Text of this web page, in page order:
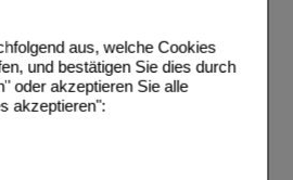
aus, welche Cookies
und bestätigen Sie dies durch
oder akzeptieren Sie alle
akzeptieren":